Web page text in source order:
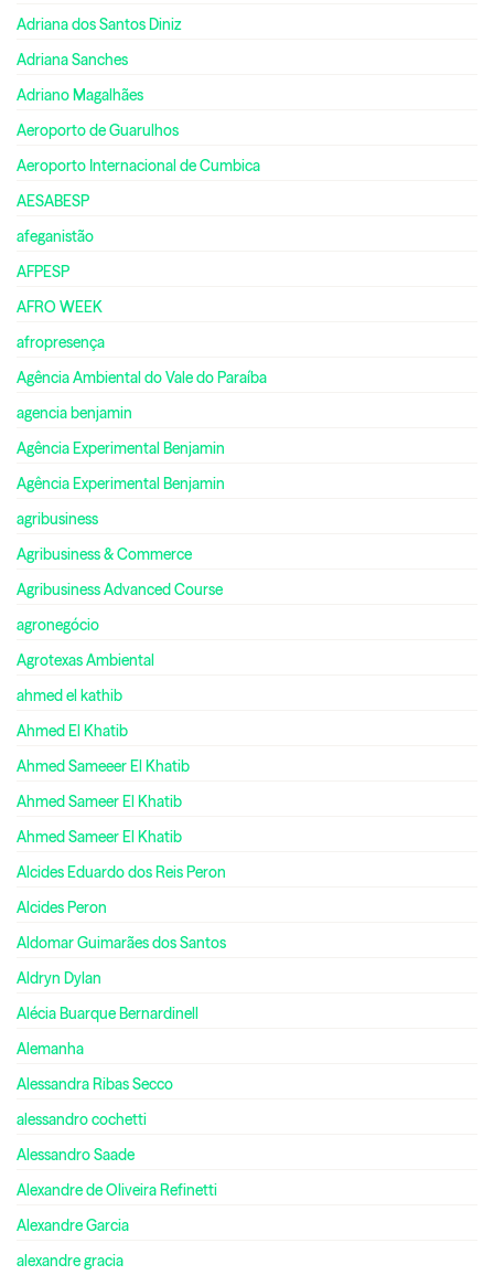
Adriana dos Santos Diniz
Adriana Sanches
Adriano Magalhães
Aeroporto de Guarulhos
Aeroporto Internacional de Cumbica
AESABESP
afeganistão
AFPESP
AFRO WEEK
afropresença
Agência Ambiental do Vale do Paraíba
agencia benjamin
Agência Experimental Benjamin
Agência Experimental Benjamin
agribusiness
Agribusiness & Commerce
Agribusiness Advanced Course
agronegócio
Agrotexas Ambiental
ahmed el kathib
Ahmed El Khatib
Ahmed Sameeer El Khatib
Ahmed Sameer El Khatib
Ahmed Sameer El Khatib
Alcides Eduardo dos Reis Peron
Alcides Peron
Aldomar Guimarães dos Santos
Aldryn Dylan
Alécia Buarque Bernardinell
Alemanha
Alessandra Ribas Secco
alessandro cochetti
Alessandro Saade
Alexandre de Oliveira Refinetti
Alexandre Garcia
alexandre gracia